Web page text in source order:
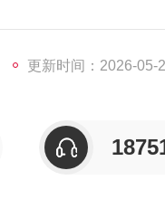
更新时间：2026-05-